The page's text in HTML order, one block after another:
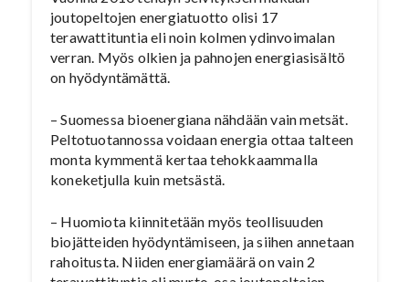
joutopeltojen energiatuotto olisi 17
terawattituntia eli noin kolmen ydinvoimalan
verran. Myös olkien ja pahnojen energiasisältö
on hyödyntämättä.
– Suomessa bioenergiana nähdään vain metsät.
Peltotuotannossa voidaan energia ottaa talteen
monta kymmentä kertaa tehokkaammalla
koneketjulla kuin metsästä.
– Huomiota kiinnitetään myös teollisuuden
biojätteiden hyödyntämiseen, ja siihen annetaan
rahoitusta. Niiden energiamäärä on vain 2